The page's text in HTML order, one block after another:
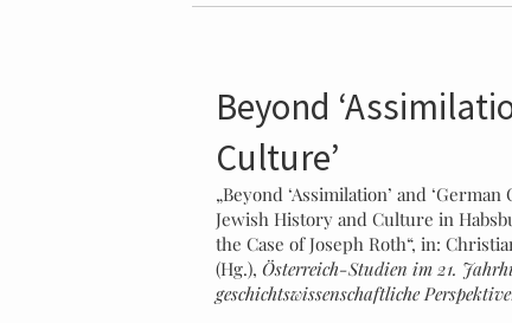
Beyond
Culture’
„Beyond ‘Assimilation’ and
Jewish History and Culture in
the Case of Joseph Roth“, in:
(Hg.), Österreich-Studien im 21.
geschichtswissenschaftliche